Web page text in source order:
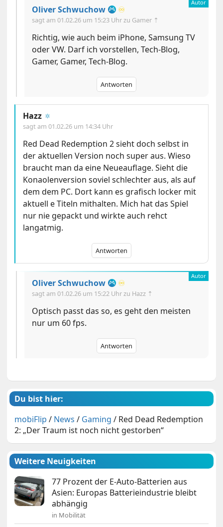
Oliver Schwuchow ♾️
sagt am01.02.26 um 15:23 Uhrzu Gamer ⇡
Richtig, wie auch beim iPhone, Samsung TV
oder VW. Darf ich vorstellen, Tech-Blog,
Gamer, Gamer, Tech-Blog.
Antworten
Hazz 🔅
sagt am01.02.26 um 14:34 Uhr
Red Dead Redemption 2 sieht doch selbst in
der aktuellen Version noch super aus. Wieso
braucht man da eine Neueauflage. Sieht die
Konaolenversion soviel schlechter aus, als auf
dem dem PC. Dort kann es grafisch locker mit
aktuell e Titeln mithalten. Mich hat das Spiel
nur nie gepackt und wirkte auch rehct
langatmig.
Antworten
Oliver Schwuchow ♾️
sagt am01.02.26 um 15:22 Uhrzu Hazz ⇡
Optisch passt das so, es geht den meisten
nur um 60 fps.
Antworten
Du bist hier:
mobiFlip / News / Gaming / Red Dead Redemption
2: „Der Traum ist noch nicht gestorben“
Weitere Neuigkeiten
77 Prozent der E-Auto-Batterien aus
Asien: Europas Batterieindustrie bleibt
abhängig
in Mobilität